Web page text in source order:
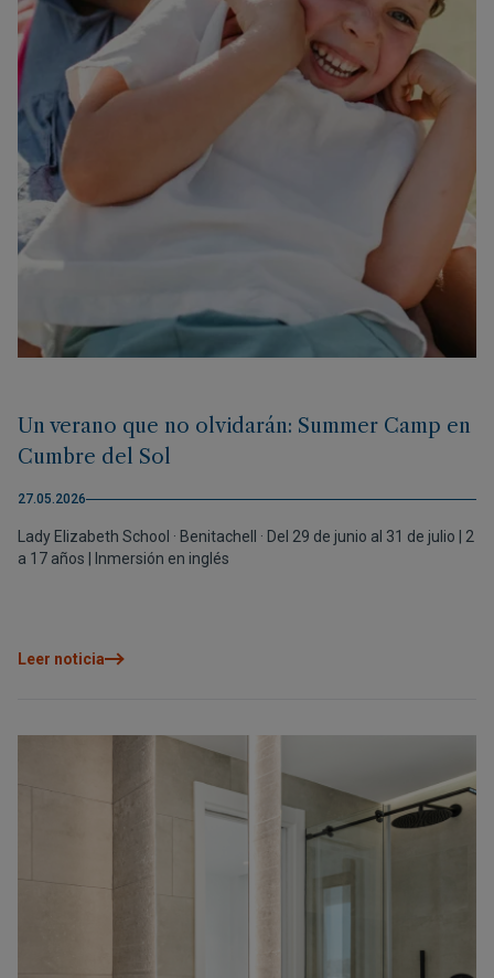
Un verano que no olvidarán: Summer Camp en
Cumbre del Sol
27.05.2026
Lady Elizabeth School · Benitachell · Del 29 de junio al 31 de julio | 2
a 17 años | Inmersión en inglés
Leer noticia